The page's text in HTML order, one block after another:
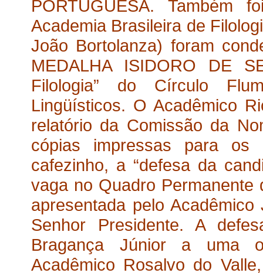
PORTUGUESA. Também
Academia Brasileira de
João Bortolanza) foram
MEDALHA ISIDORO DE
Filologia” do Círculo
Lingüísticos. O Acadêmico
relatório da Comissão da
cópias impressas para os
cafezinho, a “defesa da
vaga no Quadro Permanente
apresentada pelo
Senhor Presidente. A
Bragança Júnior a uma
Acadêmico Rosalvo do